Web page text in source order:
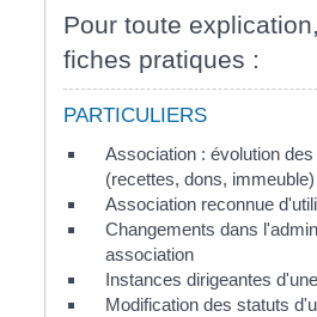
Pour toute
fiches pratiques :
PARTICULIERS
Association : évolution
(recettes, dons, immeuble)
Association reconnue
Changements dans
association
Instances dirigeantes
Modification des statuts